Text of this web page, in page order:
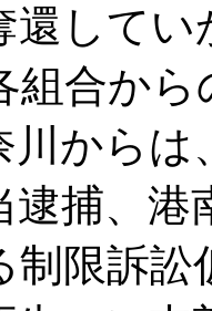
還して
合から
川から
逮捕、港
制限訴